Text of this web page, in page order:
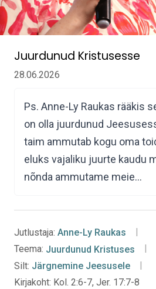
Juurdunud Kristusesse
28.06.2026
Ps. Anne-Ly Raukas rääkis
on olla juurdunud
taim ammutab kogu oma
eluks vajaliku juurte kaudu
nõnda ammutame meie…
Jutlustaja: Anne-Ly Raukas
Teema: Juurdunud Kristuses
Silt: Järgnemine Jeesusele
Kirjakoht: Kol. 2:6-7, Jer. 17:7-8